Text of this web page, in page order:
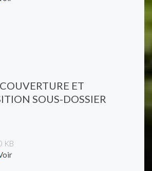
ET
SOUS-DOSSIER
KB